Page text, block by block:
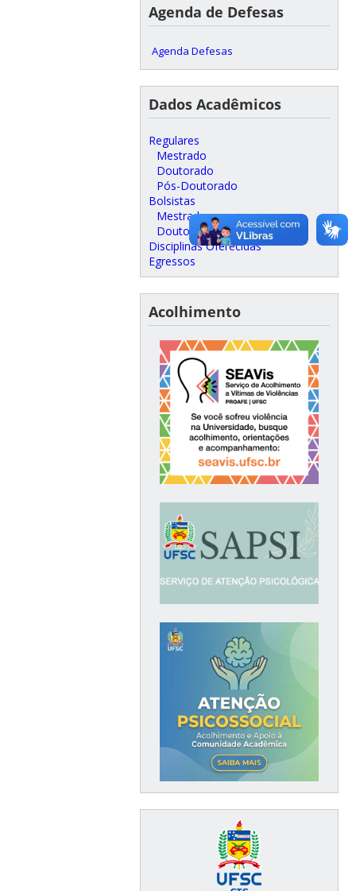
Agenda de Defesas
Agenda Defesas
Dados Acadêmicos
Regulares
Mestrado
Doutorado
Pós-Doutorado
Bolsistas
Mestrado
Doutorado
Disciplinas Oferecidas
Egressos
Acolhimento